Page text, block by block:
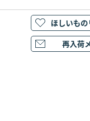
ほしいも
再入荷